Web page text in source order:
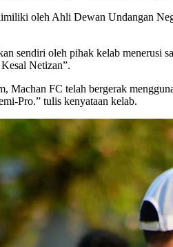
oleh Ahli Dewan Undangan
sendiri oleh pihak kelab menerusi
Netizan”.
Machan FC telah bergerak
Pro.” tulis kenyataan kelab.